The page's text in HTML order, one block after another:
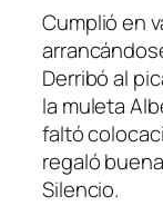
Cumplió en
Derribó al
la muleta
faltó
regaló
Silencio.